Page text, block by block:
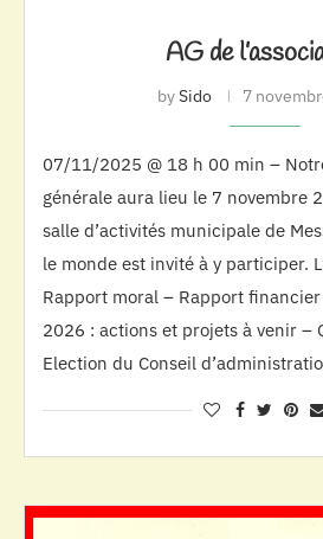
AG de
bySido 7
07/11/2025 @ 18 h 00 min –
générale aura lieu le 7 novembre
salle d’activités municipale de
le monde est invité à y participer.
Rapport moral – Rapport
2026 : actions et projets à venir –
Election du Conseil